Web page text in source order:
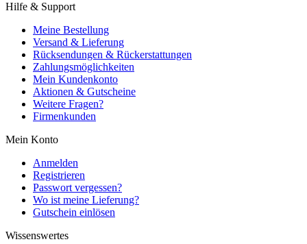
Hilfe & Support
Meine Bestellung
Versand & Lieferung
Rücksendungen & Rückerstattungen
Zahlungsmöglichkeiten
Mein Kundenkonto
Aktionen & Gutscheine
Weitere Fragen?
Firmenkunden
Mein Konto
Anmelden
Registrieren
Passwort vergessen?
Wo ist meine Lieferung?
Gutschein einlösen
Wissenswertes